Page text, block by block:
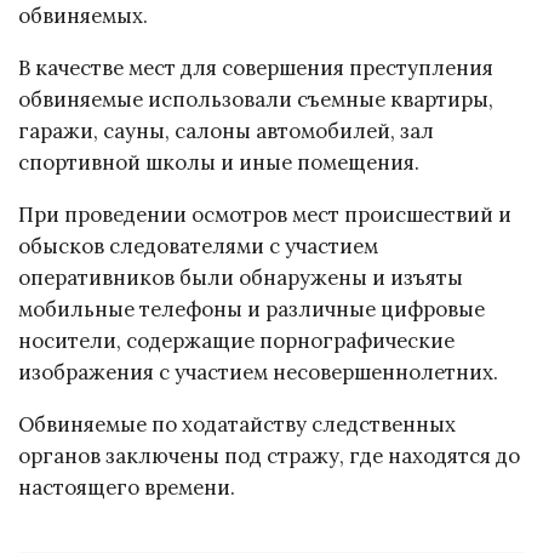
обвиняемых.
В качестве мест для совершения преступления
обвиняемые использовали съемные квартиры,
гаражи, сауны, салоны автомобилей, зал
спортивной школы и иные помещения.
При проведении осмотров мест происшествий и
обысков следователями с участием
оперативников были обнаружены и изъяты
мобильные телефоны и различные цифровые
носители, содержащие порнографические
изображения с участием несовершеннолетних.
Обвиняемые по ходатайству следственных
органов заключены под стражу, где находятся до
настоящего времени.